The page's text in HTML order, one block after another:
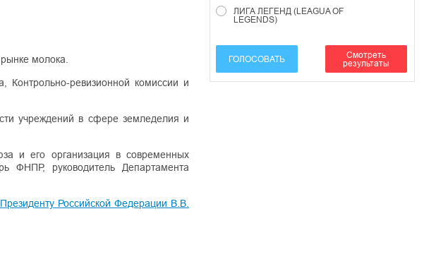
молока.
ревизионной комиссии и
учреждений в сфере земледелия и
и его организация в современных
ФНПР, руководитель Департамента
Российской Федерации В.В.
ЛИГА ЛЕГЕНД (LEAGUA OF
LEGENDS)
ГОЛОСОВАТЬ
Смотреть
результаты